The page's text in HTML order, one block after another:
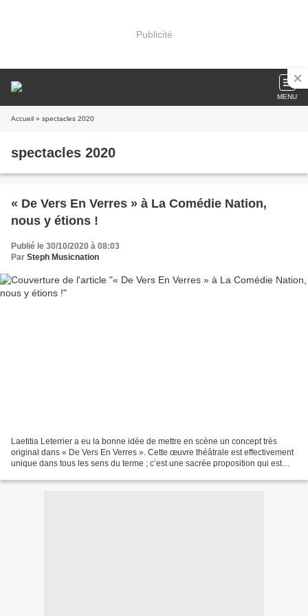
Publicité
MENU
Accueil » spectacles 2020
spectacles 2020
« De Vers En Verres » à La Comédie Nation,
nous y étions !
Publié le 30/10/2020 à 08:03
Par Steph Musicnation
Laetitia Leterrier a eu la bonne idée de mettre en scène un concept très
original dans « De Vers En Verres ». Cette œuvre théâtrale est effectivement
unique dans tous les sens du terme ; c’est une sacrée proposition qui est